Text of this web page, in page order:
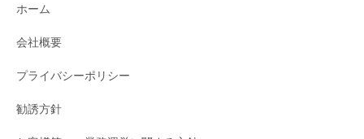
ホーム
会社概要
プライバシーポリシー
勧誘方針